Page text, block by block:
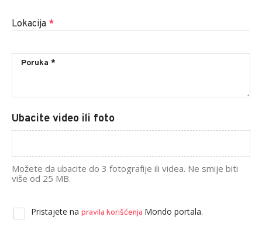
Lokacija *
Ubacite video ili foto
Možete da ubacite do 3 fotografije ili videa. Ne smije biti
više od 25 MB.
Pristajete na pravila korišćenja Mondo portala.